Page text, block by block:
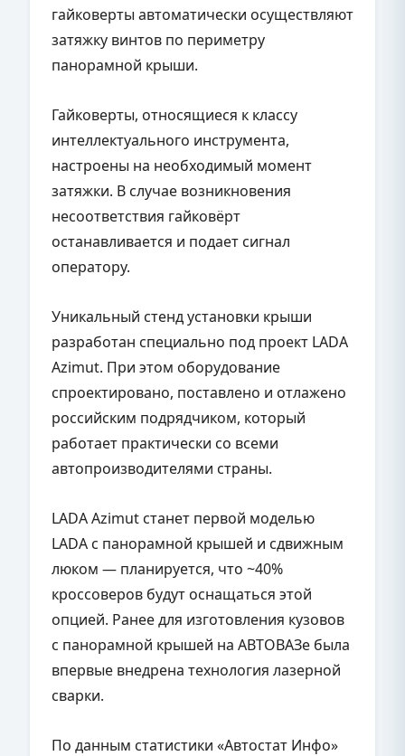
гайковерты автоматически осуществляют
затяжку винтов по периметру
панорамной крыши.
Гайковерты, относящиеся к классу
интеллектуального инструмента,
настроены на необходимый момент
затяжки. В случае возникновения
несоответствия гайковёрт
останавливается и подает сигнал
оператору.
Уникальный стенд установки крыши
разработан специально под проект LADA
Azimut. При этом оборудование
спроектировано, поставлено и отлажено
российским подрядчиком, который
работает практически со всеми
автопроизводителями страны.
LADA Azimut станет первой моделью
LADA с панорамной крышей и сдвижным
люком — планируется, что ~40%
кроссоверов будут оснащаться этой
опцией. Ранее для изготовления кузовов
с панорамной крышей на АВТОВАЗе была
впервые внедрена технология лазерной
сварки.
По данным статистики «Автостат Инфо»